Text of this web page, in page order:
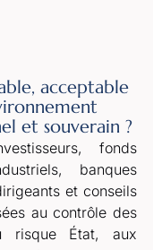
acceptable
et souverain ?
fonds
banques
et conseils
au contrôle des
risque État, aux